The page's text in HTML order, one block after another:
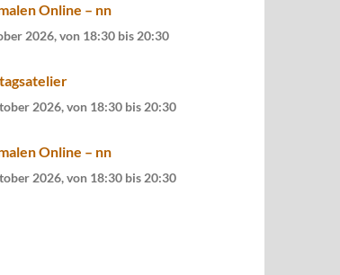
Online – nn
2026, von 18:30 bis 20:30
2026, von 18:30 bis 20:30
Online – nn
2026, von 18:30 bis 20:30